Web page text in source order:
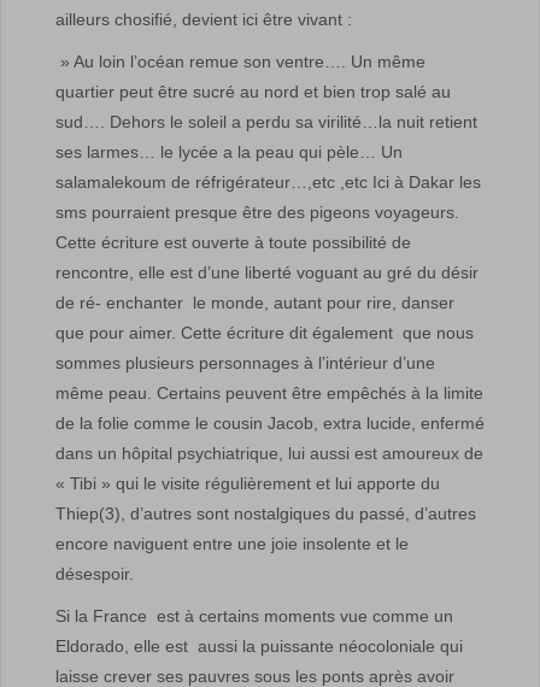
ailleurs chosifié, devient ici être vivant :
» Au loin l’océan remue son ventre…. Un même
quartier peut être sucré au nord et bien trop salé au
sud…. Dehors le soleil a perdu sa virilité…la nuit retient
ses larmes… le lycée a la peau qui pèle… Un
salamalekoum de réfrigérateur…,etc ,etc Ici à Dakar les
sms pourraient presque être des pigeons voyageurs.
Cette écriture est ouverte à toute possibilité de
rencontre, elle est d’une liberté voguant au gré du désir
de ré- enchanter le monde, autant pour rire, danser
que pour aimer. Cette écriture dit également que nous
sommes plusieurs personnages à l’intérieur d’une
même peau. Certains peuvent être empêchés à la limite
de la folie comme le cousin Jacob, extra lucide, enfermé
dans un hôpital psychiatrique, lui aussi est amoureux de
« Tibi » qui le visite régulièrement et lui apporte du
Thiep(3), d’autres sont nostalgiques du passé, d’autres
encore naviguent entre une joie insolente et le
désespoir.
Si la France est à certains moments vue comme un
Eldorado, elle est aussi la puissante néocoloniale qui
laisse crever ses pauvres sous les ponts après avoir